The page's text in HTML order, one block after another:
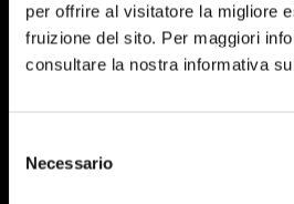
per offrire al visitatore la migliore
fruizione del sito. Per maggiori
consultare la nostra informativa
delNecessario
FUN